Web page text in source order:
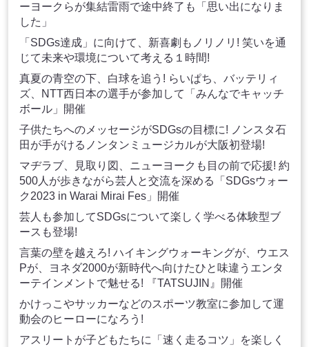
ーヨークらが集結雷雨で途中終了も「思い出になりま
した」
「SDGs達成」に向けて、新喜劇もノリノリ! 笑いを通
じて未来や環境について考える１時間!
真夏の青空の下、白球を追う! らいぱち、バッテリィ
ズ、NTT西日本の選手が参加して「みんなでキャッチ
ボール」開催
子供たちへのメッセージがSDGsの目標に! ノンスタ石
田が手がけるノンタンミュージカルが大阪初登場!
マヂラブ、見取り図、ニューヨークも目の前で応援! 約
500人が歩きながら芸人と交流を深める「SDGsウォー
ク2023 in Warai Mirai Fes」開催
芸人も参加してSDGsについて楽しく学べる体験型ブ
ースも登場!
言葉の壁を越えろ! ハイキングウォーキングが、ウエス
Pが、ヨネダ2000が新時代へ向けたひと味違うエンタ
ーテインメントで魅せる! 『TATSUJIN』開催
かけっこやサッカーなどのスポーツ教室に参加して運
動会のヒーローになろう!
アスリートが子どもたちに「速く走るコツ」を楽しく